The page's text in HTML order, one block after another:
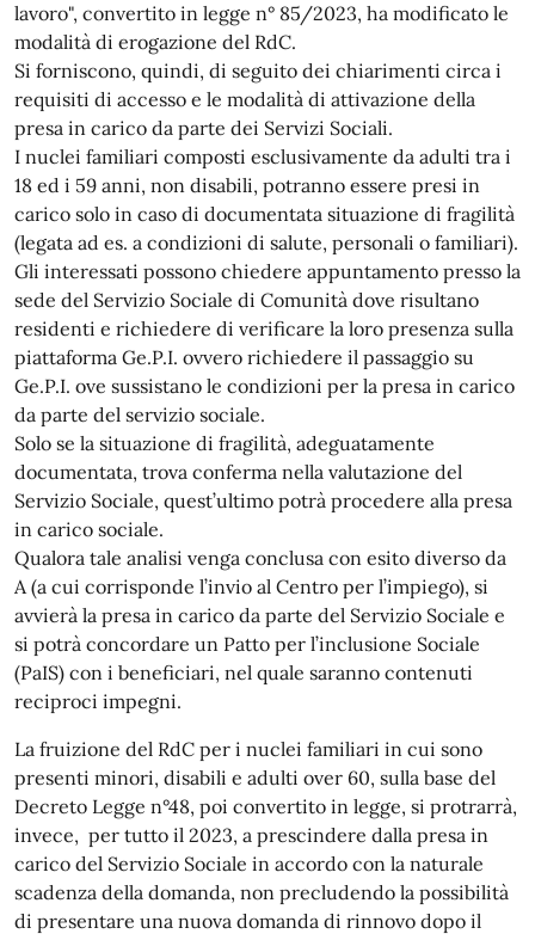
lavoro", convertito in legge n° 85/2023, ha modificato le
modalità di erogazione del RdC.
Si forniscono, quindi, di seguito dei chiarimenti circa i
requisiti di accesso e le modalità di attivazione della
presa in carico da parte dei Servizi Sociali.
I nuclei familiari composti esclusivamente da adulti tra i
18 ed i 59 anni, non disabili, potranno essere presi in
carico solo in caso di documentata situazione di fragilità
(legata ad es. a condizioni di salute, personali o familiari).
Gli interessati possono chiedere appuntamento presso la
sede del Servizio Sociale di Comunità dove risultano
residenti e richiedere di verificare la loro presenza sulla
piattaforma Ge.P.I. ovvero richiedere il passaggio su
Ge.P.I. ove sussistano le condizioni per la presa in carico
da parte del servizio sociale.
Solo se la situazione di fragilità, adeguatamente
documentata, trova conferma nella valutazione del
Servizio Sociale, quest’ultimo potrà procedere alla presa
in carico sociale.
Qualora tale analisi venga conclusa con esito diverso da
A (a cui corrisponde l’invio al Centro per l’impiego), si
avvierà la presa in carico da parte del Servizio Sociale e
si potrà concordare un Patto per l’inclusione Sociale
(PaIS) con i beneficiari, nel quale saranno contenuti
reciproci impegni.
La fruizione del RdC per i nuclei familiari in cui sono
presenti minori, disabili e adulti over 60, sulla base del
Decreto Legge n°48, poi convertito in legge, si protrarrà,
invece, per tutto il 2023, a prescindere dalla presa in
carico del Servizio Sociale in accordo con la naturale
scadenza della domanda, non precludendo la possibilità
di presentare una nuova domanda di rinnovo dopo il